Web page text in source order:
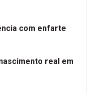
com enfarte
real em